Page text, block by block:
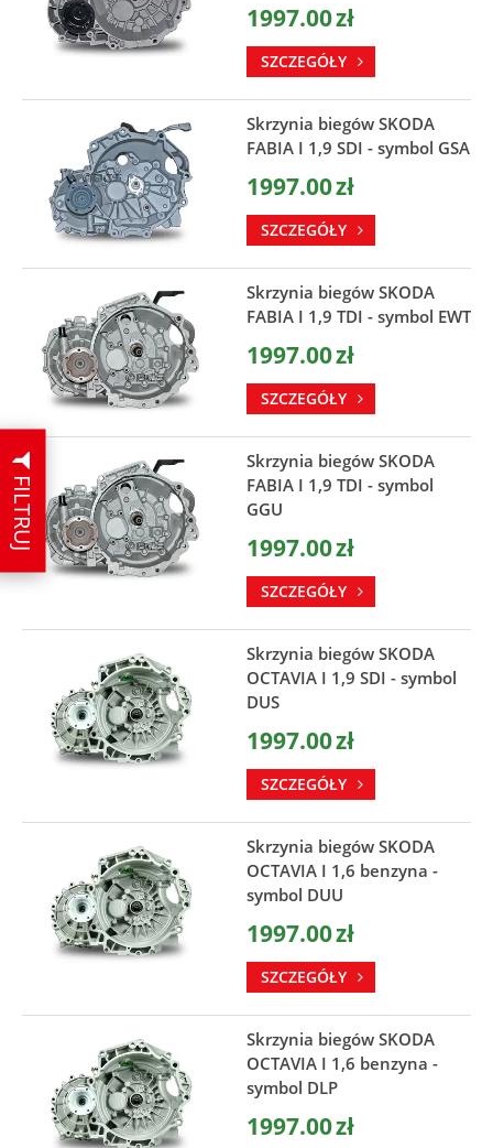
FILTRUJ
1997.00zł
SZCZEGÓŁY
Skrzynia biegów SKODA
FABIA I 1,9 SDI - symbol GSA
1997.00zł
SZCZEGÓŁY
Skrzynia biegów SKODA
FABIA I 1,9 TDI - symbol EWT
1997.00zł
SZCZEGÓŁY
Skrzynia biegów SKODA
FABIA I 1,9 TDI - symbol
GGU
1997.00zł
SZCZEGÓŁY
Skrzynia biegów SKODA
OCTAVIA I 1,9 SDI - symbol
DUS
1997.00zł
SZCZEGÓŁY
Skrzynia biegów SKODA
OCTAVIA I 1,6 benzyna -
symbol DUU
1997.00zł
SZCZEGÓŁY
Skrzynia biegów SKODA
OCTAVIA I 1,6 benzyna -
symbol DLP
1997.00zł